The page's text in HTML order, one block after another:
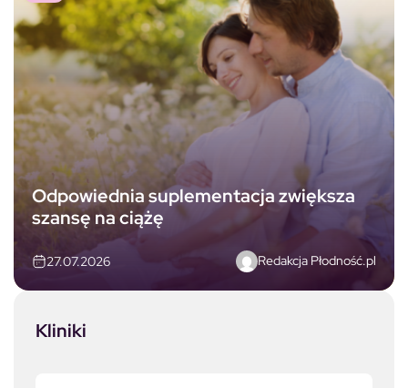
Odpowiednia suplementacja zwiększa
szansę na ciążę
27.07.2026 Redakcja Płodność.pl
Kliniki